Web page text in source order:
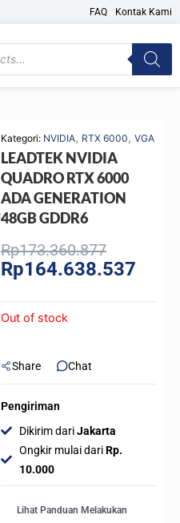
FAQ Kontak Kami
Kategori: NVIDIA, RTX 6000, VGA
LEADTEK NVIDIA
QUADRO RTX 6000
ADA GENERATION
48GB GDDR6
Rp173.360.877Original
price
Rp164.638.537
Out of stock
Share Chat
Pengiriman
Dikirim dariJakarta
Ongkir mulai dariRp.
10.000
Lihat Panduan Melakukan